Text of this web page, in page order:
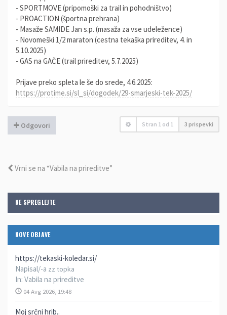
NE SPREGLEJTE
NOVE OBJAVE
https://tekaski-koledar.si/
Napisal/-a zz topka
In: Vabila na prireditve
04 Avg 2026, 19:48
Moj srčni hrib..
- SPORTMOVE (pripomoški za trail in pohodništvo)
- PROACTION (športna prehrana)
- Masaže SAMIDE Jan s.p. (masaža za vse udeležence)
- Novomeški 1/2 maraton (cestna tekaška prireditev, 4. in
5.10.2025)
- GAS na GAČE (trail prireditev, 5.7.2025)
Prijave preko spleta le še do srede, 4.6.2025:
https://protime.si/sl_si/dogodek/29-smarjeski-tek-2025/
Odgovori Stran 1 od 1 3 prispevki
Vrni se na “Vabila na prireditve”